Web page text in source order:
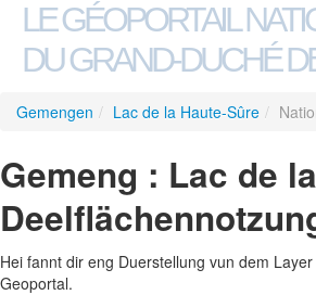
LE GÉOPORTAIL
DU GRAND-DUCHÉ
Gemengen / Lac de la Haute-Sûre /
Gemeng : Lac de
Hei fannt dir eng Duerstellung vun dem
Geoportal.